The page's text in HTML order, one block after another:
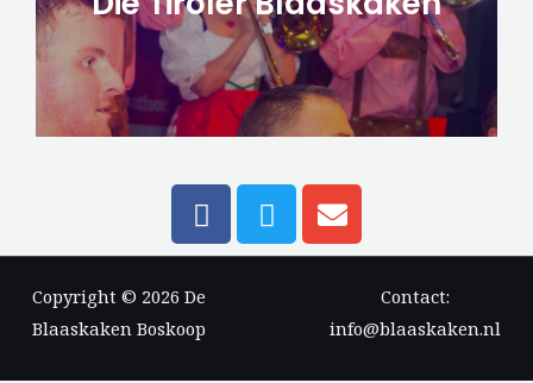
Copyright © 2026 De
Blaaskaken Boskoop
Contact:
info@blaaskaken.nl